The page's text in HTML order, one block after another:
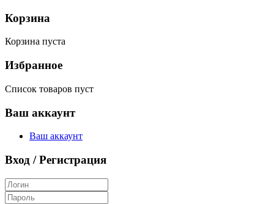
Корзина
Корзина пуста
Избранное
Список товаров пуст
Ваш аккаунт
Ваш аккаунт
Вход / Регистрация